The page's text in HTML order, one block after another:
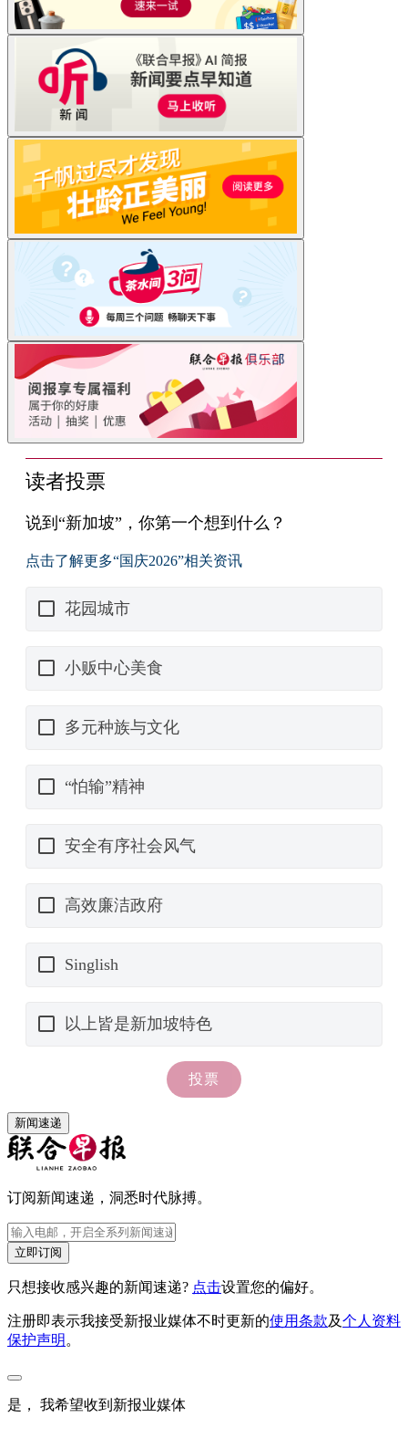
新闻速递
订阅新闻速递，洞悉时代脉搏。
立即订阅
只想接收感兴趣的新闻速递? 点击设置您的偏好。
注册即表示我接受新报业媒体不时更新的使用条款及个人资料
保护声明 。
是， 我希望收到新报业媒体